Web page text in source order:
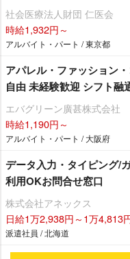
社会医療法人財団 仁医会
時給1,932円～
アルバイト・パート / 東京都
アパレル・ファッション
自由 未経験歓迎 シフト融
エバグリーン廣甚株式会社
時給1,190円～
アルバイト・パート / 大阪府
データ入力・タイピング/
利用OKお問合せ窓口
株式会社アネックス
日給1万2,938円～1万4,813
派遣社員 / 北海道